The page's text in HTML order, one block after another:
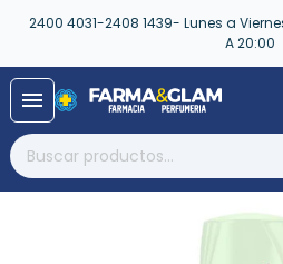
2400 4031-2408 1439- Lunes a
A 20:00
menu